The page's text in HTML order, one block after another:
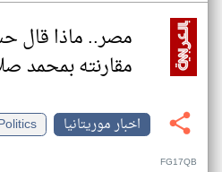
مصر.. ماذا قال
مقارنته بمحمد
اخبار موريتانيا
FG17QB